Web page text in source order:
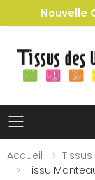
Nouvelle
Toggle
Accueil
Tissus
Tissu